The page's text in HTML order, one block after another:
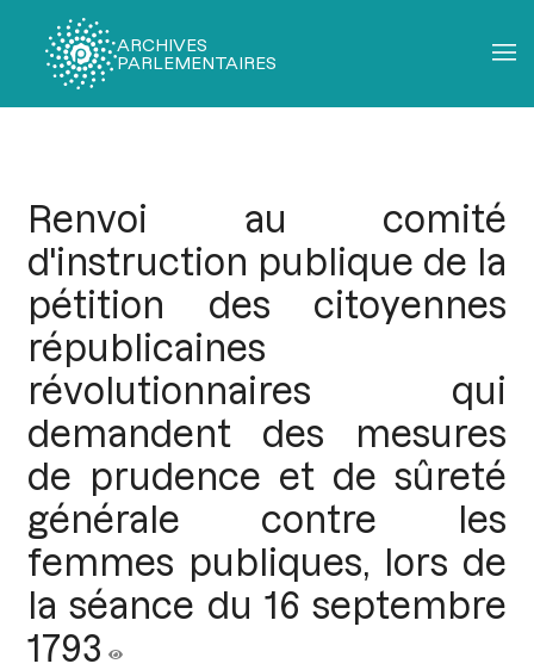
ARCHIVES
PARLEMENTAIRES
Renvoi au comité
d'instruction publique de la
pétition des citoyennes
républicaines
révolutionnaires qui
demandent des mesures
de prudence et de sûreté
générale contre les
femmes publiques, lors de
la séance du 16 septembre
1793